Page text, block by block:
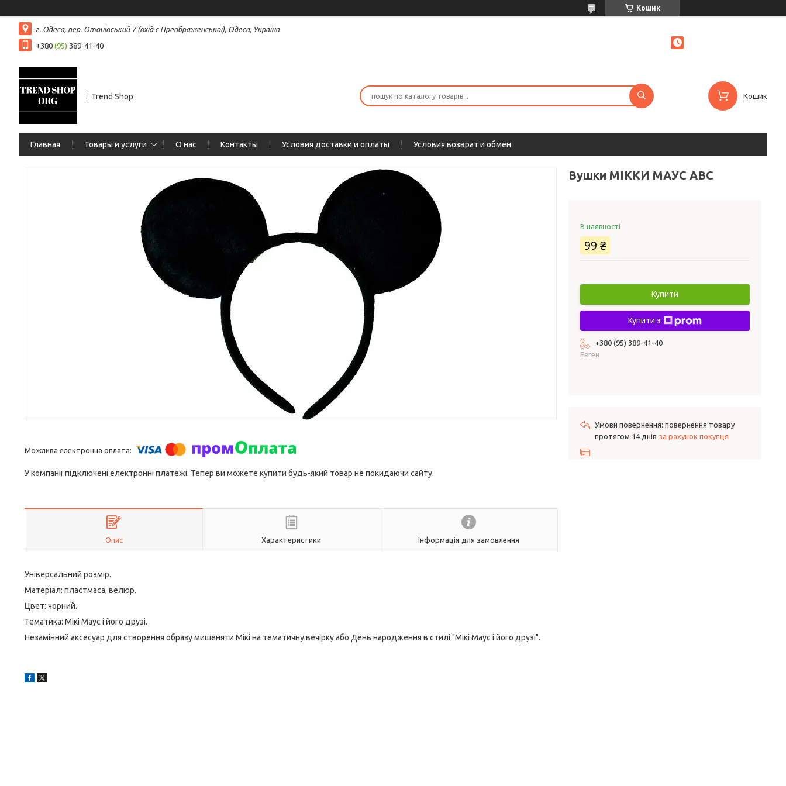
Кошик
г. Одеса, пер. Отонівський 7 (вхід с Преображенської), Одеса, Україна
+380 (95) 389-41-40
Trend Shop Кошик
Главная Товары и услуги О нас Контакты Условия доставки и оплаты Условия возврат и обмен
У компанії підключені електронні платежі. Тепер ви можете купити будь-який товар не покидаючи сайту.
Опис Характеристики Інформація для замовлення
Універсальний розмір.
Матеріал: пластмаса, велюр.
Цвет: чорний.
Тематика: Мікі Маус і його друзі.
Незамінний аксесуар для створення образу мишеняти Мікі на тематичну вечірку або День народження в стилі "Мікі Маус і його друзі".
Вушки МІККИ МАУС ABC
В наявності
99 ₴
Купити
Купити з
+380 (95) 389-41-40
Евген
повернення товару
протягом 14 днів за рахунок покупця